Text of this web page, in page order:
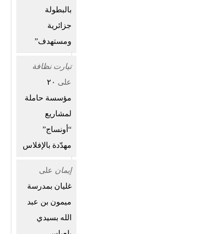
بالبطولة
جزائرية
ومستهدف”
تيارت نظافة
على ٢٠
مؤسسة حاملة
لمشاريع
“أونساج”
مهدّدة بالإفلاس
إيمان على
غليان بمدرسة
ميمون بن عبد
الله بسيدي